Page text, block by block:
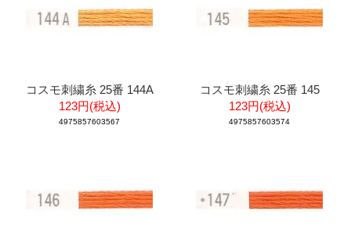
コスモ刺繍糸 25番 144A
123円(税込)
4975857603567
コスモ刺繍糸 25番 145
123円(税込)
4975857603574